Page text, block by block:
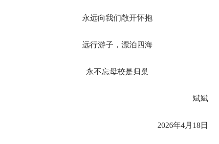
永远向我们敞开怀抱
远行游子，漂泊四海
永不忘母校是归巢
斌斌
2026年4月18日